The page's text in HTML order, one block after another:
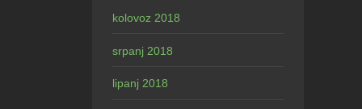
kolovoz 2018
srpanj 2018
lipanj 2018